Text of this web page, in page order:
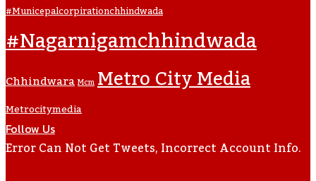
#municepalcorpirationchhindwada
#nagarnigamchhindwada
ChhindwaraMcmMetro City Media
Metrocitymedia
Follow Us
Error Can Not Get Tweets, Incorrect Account Info.